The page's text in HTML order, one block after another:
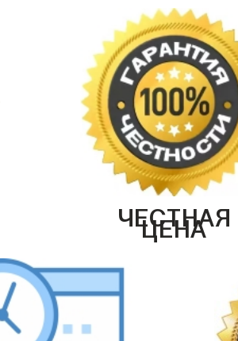
ЧЕСТНАЯ
ЦЕНА